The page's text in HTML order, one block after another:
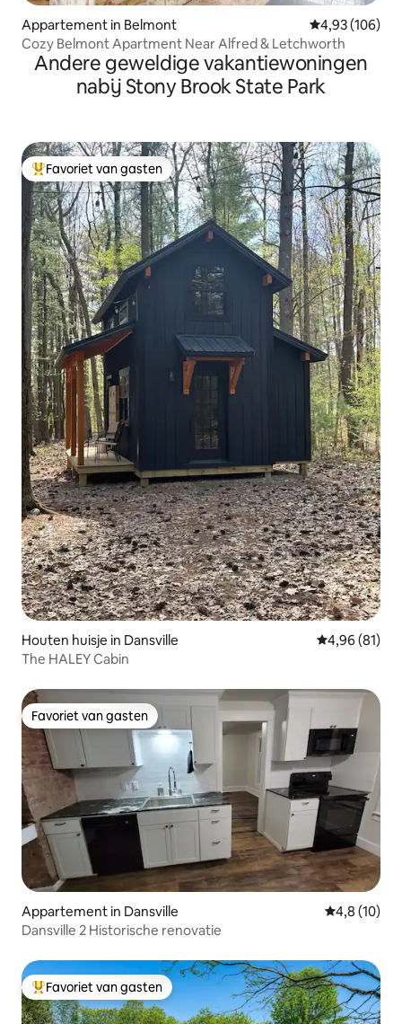
Appartement in Belmont Gemiddelde
4,93 (106)
Cozy Belmont Apartment Near Alfred & Letchworth
Andere geweldige vakantiewoningen
nabij Stony Brook State Park
Topfavoriet van gasten
Favoriet van gasten
Houten huisje in Dansville Gemiddelde
4,96 (81)
The HALEY Cabin
Favoriet van gasten
Favoriet van gasten
Appartement in Dansville
4,8 (10)
Dansville 2 Historische renovatie
Topfavoriet van gasten
Favoriet van gasten